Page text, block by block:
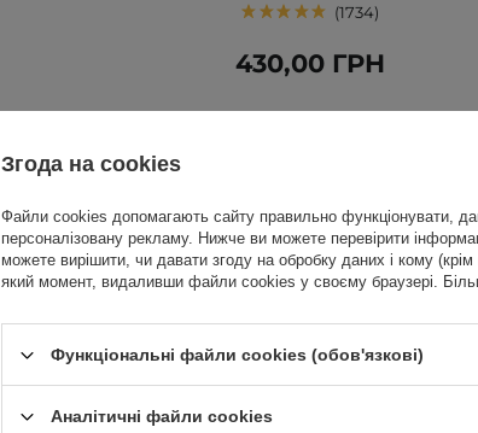
1734
430,00 ГРН
Згода на cookies
Файли cookies допомагають сайту правильно функціонувати,
персоналізовану рекламу. Нижче ви можете перевірити
можете вирішити, чи давати згоду на обробку даних і кому
який момент, видаливши файли cookies у своєму браузері.
Функціональні файли cookies (обов'язкові)
Аналітичні файли cookies